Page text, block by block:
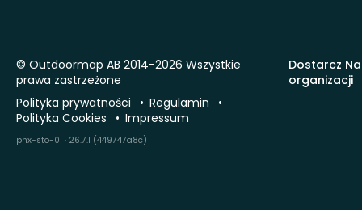
Dostarcz
organizacji
© Outdoormap AB 2014-2026 Wszystkie
prawa zastrzeżone
Polityka prywatności
Regulamin
Polityka Cookies
Impressum
phx-sto-01 · 26.7.1 (449747a8c)